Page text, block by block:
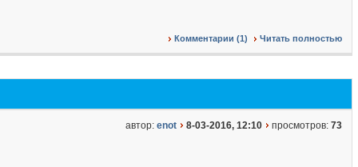
Комментарии (1) Читать полностью
автор: enot 8-03-2016, 12:10 просмотров: 73